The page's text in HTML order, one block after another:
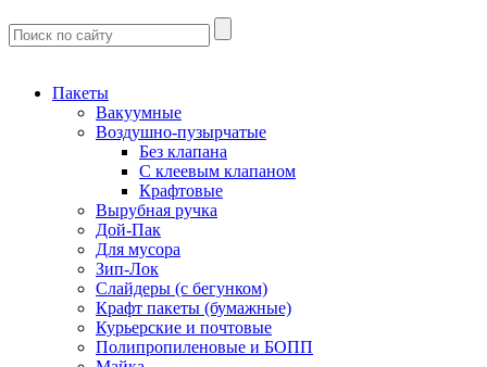
Пакеты
Вакуумные
Воздушно-пузырчатые
Без клапана
С клеевым клапаном
Крафтовые
Вырубная ручка
Дой-Пак
Для мусора
Зип-Лок
Слайдеры (с бегунком)
Крафт пакеты (бумажные)
Курьерские и почтовые
Полипропиленовые и БОПП